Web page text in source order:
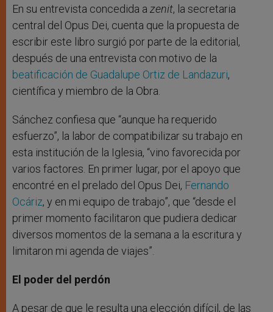
En su entrevista concedida a zenit, la secretaria
central del Opus Dei, cuenta que la propuesta de
escribir este libro surgió por parte de la editorial,
después de una entrevista con motivo de la
beatificación de Guadalupe Ortiz de Landazuri,
científica y miembro de la Obra.
Sánchez confiesa que “aunque ha requerido
esfuerzo”, la labor de compatibilizar su trabajo en
esta institución de la Iglesia, “vino favorecida por
varios factores. En primer lugar, por el apoyo que
encontré en el prelado del Opus Dei, Fernando
Ocáriz, y en mi equipo de trabajo”, que “desde el
primer momento facilitaron que pudiera dedicar
diversos momentos de la semana a la escritura y
limitaron mi agenda de viajes”.
El poder del perdón
A pesar de que le resulta una elección difícil, de las